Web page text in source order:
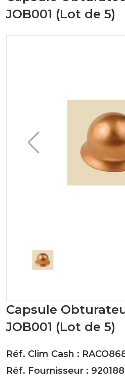
JOB001 (Lot de 5)
Capsule
JOB001 (Lot de 5)
Réf. Clim Cash :
Réf. Fournisseur : 920188